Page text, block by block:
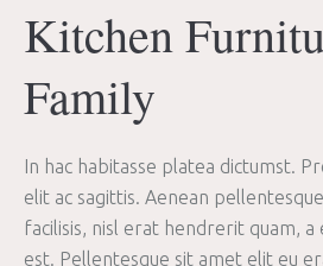
Kitchen
Family
In hac habitasse platea dictumst.
elit ac sagittis. Aenean
facilisis, nisl erat hendrerit quam, a
est. Pellentesque sit amet elit eu